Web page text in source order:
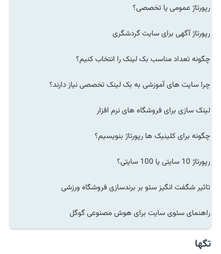
رپورتاژ عمومی یا تخصصی؟
رپورتاژ آگهی برای سایت گردشگری
چگونه تعداد مناسب بک لینک را انتخاب کنیم؟
چرا سایت های آموزشی به بک لینک تخصصی نیاز دارند؟
لینک سازی برای فروشگاه های نرم افزار
چگونه برای کلینیک ها رپورتاژ بنویسیم؟
رپورتاژ 10 سایتی یا 100 سایتی؟
تاثیر شگفت انگیز سئو بر برندسازی فروشگاه ورزشی
راهنمای سئوی سایت برای هوش مصنوعی گوگل
تگها